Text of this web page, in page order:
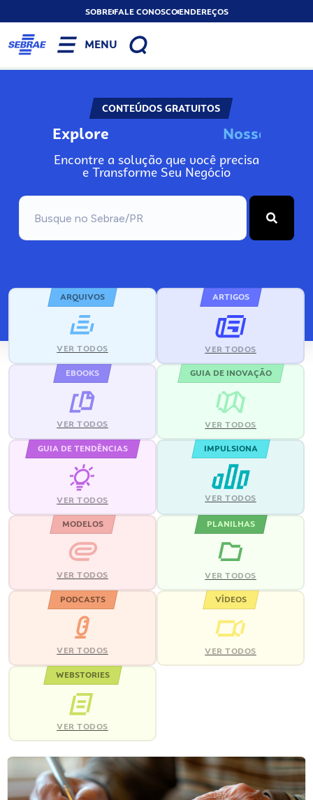
SOBREFALE CONOSCOENDEREÇOS
MENU
CONTEÚDOS GRATUITOS
Explore No
Encontre a solução que você precisa
e Transforme Seu Negócio
ARQUIVOS
VER TODOS
ARTIGOS
VER TODOS
EBOOKS
VER TODOS
GUIA DE INOVAÇÃO
VER TODOS
GUIA DE TENDÊNCIAS
VER TODOS
IMPULSIONA
VER TODOS
MODELOS
VER TODOS
PLANILHAS
VER TODOS
PODCASTS
VER TODOS
VÍDEOS
VER TODOS
WEBSTORIES
VER TODOS